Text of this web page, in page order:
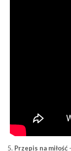
5. Przepis na miłość